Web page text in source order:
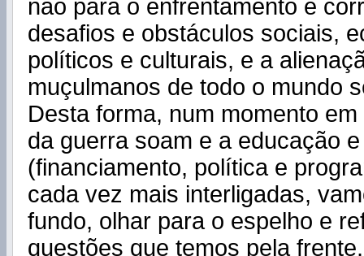
não para o enfrentamento e
desafios e obstáculos sociais,
políticos e culturais, e a
muçulmanos de todo o mundo
Desta forma, num momento
da guerra soam e a educação
(financiamento, política e
cada vez mais interligadas,
fundo, olhar para o espelho e
questões que temos pela